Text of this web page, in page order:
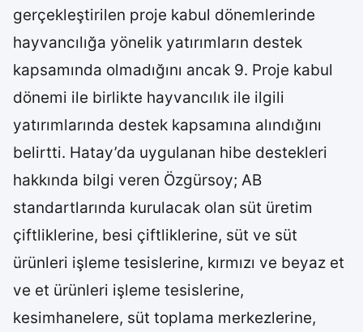
gerçekleştirilen proje kabul dönemlerinde
hayvancılığa yönelik yatırımların destek
kapsamında olmadığını ancak 9. Proje kabul
dönemi ile birlikte hayvancılık ile ilgili
yatırımlarında destek kapsamına alındığını
belirtti. Hatay’da uygulanan hibe destekleri
hakkında bilgi veren Özgürsoy; AB
standartlarında kurulacak olan süt üretim
çiftliklerine, besi çiftliklerine, süt ve süt
ürünleri işleme tesislerine, kırmızı ve beyaz et
ve et ürünleri işleme tesislerine,
kesimhanelere, süt toplama merkezlerine,